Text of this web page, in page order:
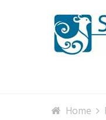
Home